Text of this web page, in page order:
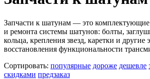
Запчасти к шатунам — это
и ремонта системы шатунов: болты,
кольца, крепления звезд, каретки и другие
восстановления функциональности
Сортировать: популярные дороже дешевле
скидками предзаказ